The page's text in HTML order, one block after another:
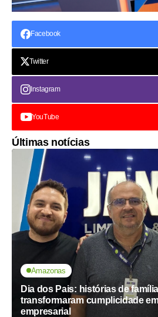
Facebook
Twitter
Instagram
YouTube
Últimas notícias
Amazonas
Dia dos Pais: histórias de
transformaram cumplicidade
empresarial